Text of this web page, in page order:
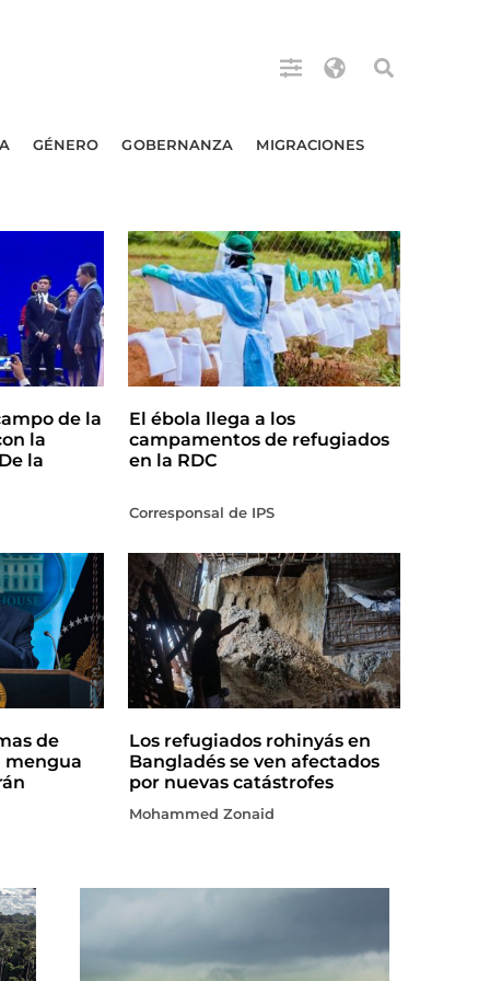
GÉNERO GOBERNANZA MIGRACIONES
de la
la
la
El ébola llega a los
campamentos de refugiados
en la RDC
Corresponsal de IPS
de
mengua
Los refugiados rohinyás en
Bangladés se ven afectados
por nuevas catástrofes
Mohammed Zonaid